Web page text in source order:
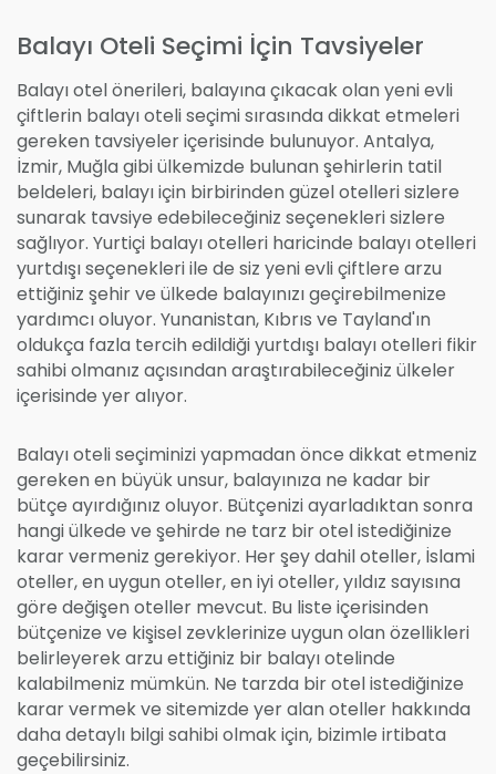
Balayı Oteli Seçimi İçin Tavsiyeler
Balayı otel önerileri, balayına çıkacak olan yeni evli
çiftlerin balayı oteli seçimi sırasında dikkat etmeleri
gereken tavsiyeler içerisinde bulunuyor. Antalya,
İzmir, Muğla gibi ülkemizde bulunan şehirlerin tatil
beldeleri, balayı için birbirinden güzel otelleri sizlere
sunarak tavsiye edebileceğiniz seçenekleri sizlere
sağlıyor. Yurtiçi balayı otelleri haricinde balayı otelleri
yurtdışı seçenekleri ile de siz yeni evli çiftlere arzu
ettiğiniz şehir ve ülkede balayınızı geçirebilmenize
yardımcı oluyor. Yunanistan, Kıbrıs ve Tayland'ın
oldukça fazla tercih edildiği yurtdışı balayı otelleri fikir
sahibi olmanız açısından araştırabileceğiniz ülkeler
içerisinde yer alıyor.
Balayı oteli seçiminizi yapmadan önce dikkat etmeniz
gereken en büyük unsur, balayınıza ne kadar bir
bütçe ayırdığınız oluyor. Bütçenizi ayarladıktan sonra
hangi ülkede ve şehirde ne tarz bir otel istediğinize
karar vermeniz gerekiyor. Her şey dahil oteller, İslami
oteller, en uygun oteller, en iyi oteller, yıldız sayısına
göre değişen oteller mevcut. Bu liste içerisinden
bütçenize ve kişisel zevklerinize uygun olan özellikleri
belirleyerek arzu ettiğiniz bir balayı otelinde
kalabilmeniz mümkün. Ne tarzda bir otel istediğinize
karar vermek ve sitemizde yer alan oteller hakkında
daha detaylı bilgi sahibi olmak için, bizimle irtibata
geçebilirsiniz.